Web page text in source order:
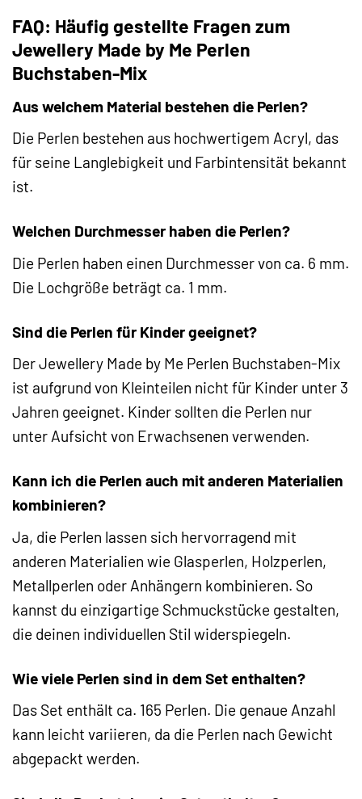
FAQ: Häufig gestellte Fragen zum
Jewellery Made by Me Perlen
Buchstaben-Mix
Aus welchem Material bestehen die Perlen?
Die Perlen bestehen aus hochwertigem Acryl, das
für seine Langlebigkeit und Farbintensität bekannt
ist.
Welchen Durchmesser haben die Perlen?
Die Perlen haben einen Durchmesser von ca. 6 mm.
Die Lochgröße beträgt ca. 1 mm.
Sind die Perlen für Kinder geeignet?
Der Jewellery Made by Me Perlen Buchstaben-Mix
ist aufgrund von Kleinteilen nicht für Kinder unter 3
Jahren geeignet. Kinder sollten die Perlen nur
unter Aufsicht von Erwachsenen verwenden.
Kann ich die Perlen auch mit anderen Materialien
kombinieren?
Ja, die Perlen lassen sich hervorragend mit
anderen Materialien wie Glasperlen, Holzperlen,
Metallperlen oder Anhängern kombinieren. So
kannst du einzigartige Schmuckstücke gestalten,
die deinen individuellen Stil widerspiegeln.
Wie viele Perlen sind in dem Set enthalten?
Das Set enthält ca. 165 Perlen. Die genaue Anzahl
kann leicht variieren, da die Perlen nach Gewicht
abgepackt werden.